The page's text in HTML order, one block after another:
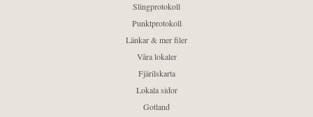
Slingprotokoll
Punktprotokoll
Länkar & mer filer
Våra lokaler
Fjärilskarta
Lokala sidor
Gotland